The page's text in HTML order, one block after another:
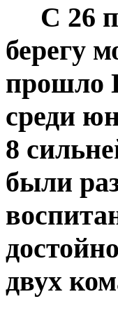
С 26
берегу
прошло
среди
8
были
двух